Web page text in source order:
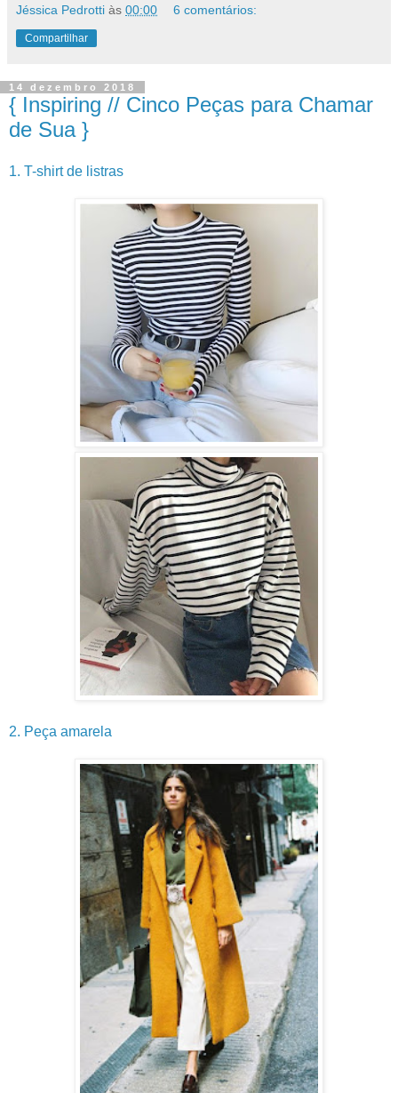
Jéssica Pedrotti às 00:00 6 comentários:
Compartilhar
14 dezembro 2018
{ Inspiring // Cinco Peças para Chamar
de Sua }
1. T-shirt de listras
2. Peça amarela